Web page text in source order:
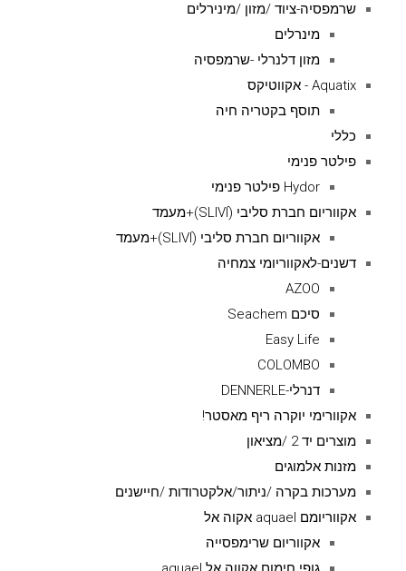
שרמפסיה-ציוד /מזון /מינירלים
מינרלים
מזון דלנרלי -שרמפסיה
Aquatix - אקווטיקס
תוסף בקטריה חיה
כללי
פילטר פנימי
Hydor פילטר פנימי
אקווריום חברת סליבי (SLIVIׂׂ)+מעמד
אקווריום חברת סליבי (SLIVIׂׂ)+מעמד
דשנים-לאקווריומי צמחיה
AZOO
סיכם Seachem
Easy Life
COLOMBO
דנרלי-DENNERLE
אקוורימי יוקרה ריף מאסטר!
מוצרים יד 2 /מציאון
מזנות אלמוגים
מערכות בקרה /ניתור/אלקטרודות /חיישנים
אקווריומם aquael אקוה אל
אקווריום שרימפסייה